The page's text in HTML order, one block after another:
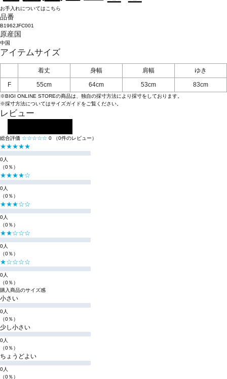
お手入れについてはこちら
品番
B1962JFC001
原産国
中国
アイテムサイズ
着丈 身幅 肩幅
ゆき
F
55cm 64cm 53cm 83cm
※BIGI ONLINE STOREの商品は、独自の採寸方法により採寸をしております。
※採寸方法についてはサイズガイドをご覧ください。
レビュー
総合評価 ☆☆☆☆☆ 0 （0件のレビュー）
★★★★★
0人
（0％）
★★★★☆
0人
（0％）
★★★☆☆
0人
（0％）
★★☆☆☆
0人
（0％）
★☆☆☆☆
0人
（0％）
購入商品のサイズ感
小さい
0人
（0％）
少し小さい
0人
（0％）
ちょうどよい
0人
（0％）